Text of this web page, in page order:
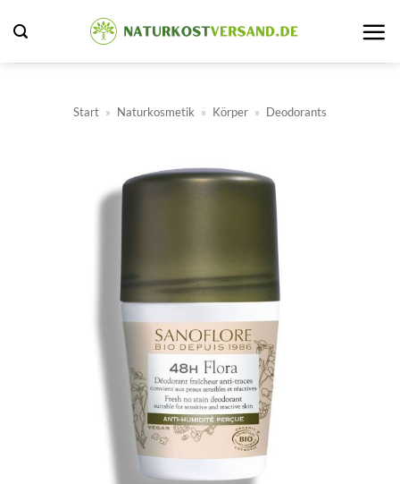
Inhalt
springen
Start » Naturkosmetik » Körper » Deodorants